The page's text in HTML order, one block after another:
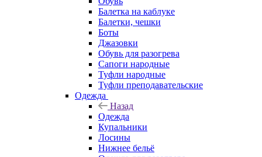
Балетка на каблуке
Балетки, чешки
Боты
Джазовки
Обувь для разогрева
Сапоги народные
Туфли народные
Туфли преподавательские
Одежда
Назад
Одежда
Купальники
Лосины
Нижнее бельё